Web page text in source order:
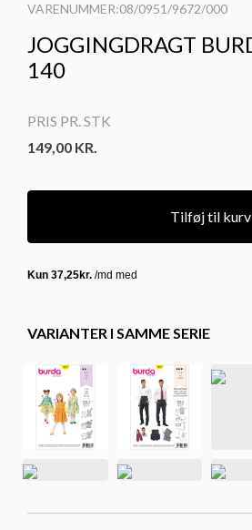
VARENUMMER:08/0951/9672/000
JOGGINGDRAGT
140
PRIS PR. STK
149,00 KR.
Tilføj til kurv
VARIANTER I SAMME SERIE